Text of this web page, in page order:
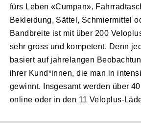
fürs Leben «Cumpan»,
Bekleidung, Sättel, Schmiermittel
Bandbreite ist mit über 200
sehr gross und kompetent. Denn
basiert auf jahrelangen
ihrer Kund*innen, die man in
gewinnt. Insgesamt werden über
online oder in den 11 Veloplus-